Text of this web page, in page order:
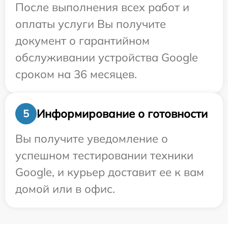
После выполнения всех работ и
оплаты услуги Вы получите
документ о гарантийном
обслуживании устройства Google
сроком на 36 месяцев.
5
Информирование о готовности
Вы получите уведомление о
успешном тестировании техники
Google, и курьер доставит ее к вам
домой или в офис.